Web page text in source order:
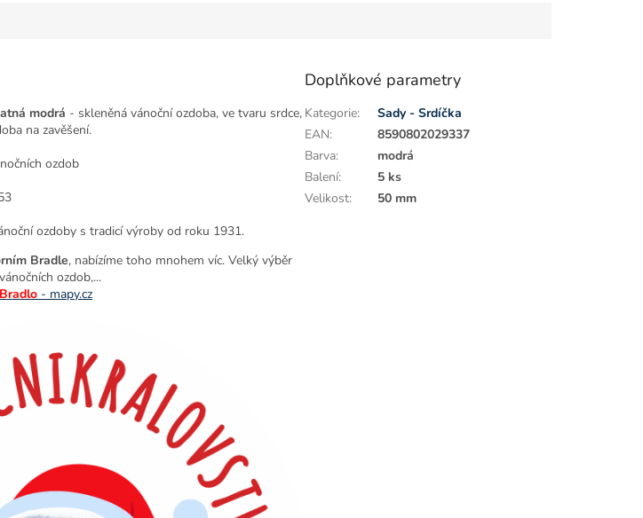
modrá - skleněná vánoční ozdoba, ve tvaru srdce,
na zavěšení.
ozdob
ozdoby s tradicí výroby od roku 1931.
Bradle, nabízíme toho mnohem víc. Velký výběr
ozdob,...
- mapy.cz
Doplňkové parametry
Kategorie:
Sady - Srdíčka
EAN:
8590802029337
Barva:
modrá
Balení:
5 ks
Velikost: 50 mm